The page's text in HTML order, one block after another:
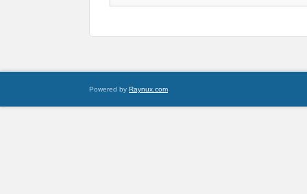
Powered by Raynux.com